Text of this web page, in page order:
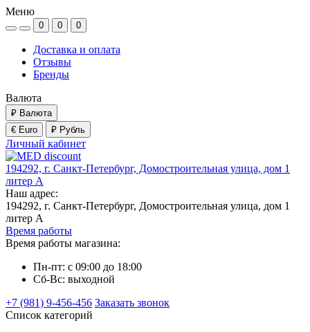
Меню
0 0 0
Доставка и оплата
Отзывы
Бренды
Валюта
₽ Валюта
€ Euro
₽ Рубль
Личный кабинет
194292, г. Санкт-Петербург, Домостроительная улица, дом 1
литер А
Наш адрес:
194292, г. Санкт-Петербург, Домостроительная улица, дом 1
литер А
Время работы
Время работы магазина:
Пн-пт: с 09:00 до 18:00
Сб-Вс: выходной
+7 (981) 9-456-456 Заказать звонок
Список категорий